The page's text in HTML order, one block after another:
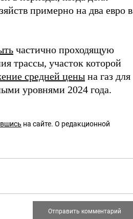
примерно на два евро в
частично проходящую
трассы, участок которой
средней цены на газ для
уровнями 2024 года.
на сайте. О редакционной